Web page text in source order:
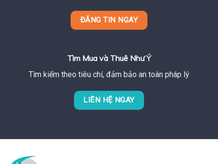
ĐĂNG TIN NGAY
Tìm Mua và Thuê Như Ý
Tìm kiếm theo tiêu chí, đảm bảo an toàn pháp lý
LIÊN HỆ NGAY